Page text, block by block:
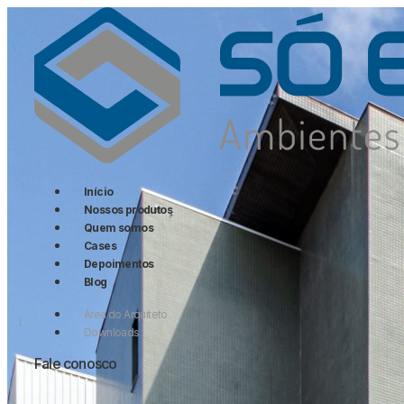
Início
Nossos produtos
Arquivamentos
Colaborativos
Call Center
Plataformas
Colaborativos
Operativas
Quem somos
Cases
Depoimentos
Blog
Área do Arquiteto
Downloads
Fale conosco